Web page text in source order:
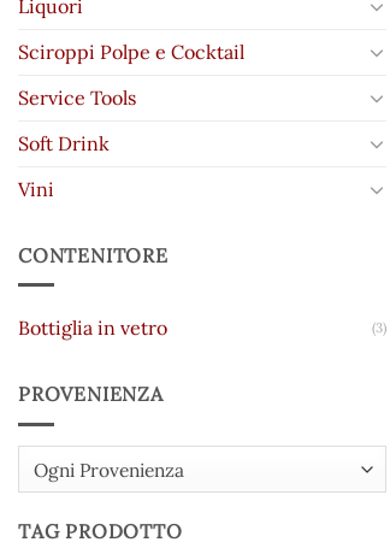
Liquori
Sciroppi Polpe e Cocktail
Service Tools
Soft Drink
Vini
CONTENITORE
Bottiglia in vetro (3)
PROVENIENZA
Ogni Provenienza
TAG PRODOTTO